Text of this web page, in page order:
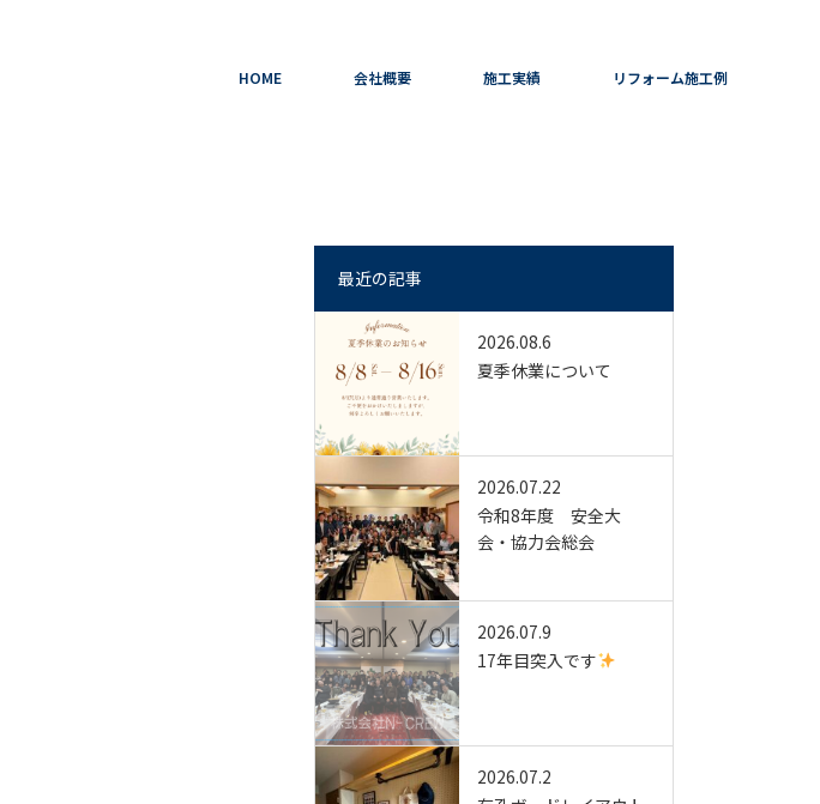
HOME 会社概要 施工実績 リフォーム施工例
最近の記事
2026.08.6
夏季休業について
2026.07.22
令和8年度 安全大
会・協力会総会
2026.07.9
17年目突入です
2026.07.2